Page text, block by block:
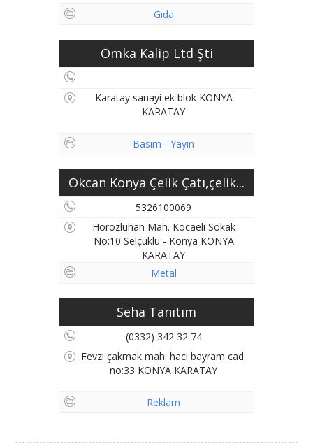
Gıda
Omka Kalip Ltd Şti
Karatay sanayi ek blok KONYA
KARATAY
Basım - Yayın
Okcan Konya Çelik Çatı,çelik...
5326100069
Horozluhan Mah. Kocaeli Sokak
No:10 Selçuklu - Konya KONYA
KARATAY
Metal
Seha Tanıtım
(0332) 342 32 74
Fevzi çakmak mah. hacı bayram cad.
no:33 KONYA KARATAY
Reklam